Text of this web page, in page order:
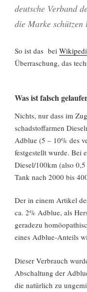
deutsche Verband
die Marke
So ist das bei
Überraschung, das
Was ist falsch
Nichts, nur dass im
schadstoffarmen
Adblue (5 – 10% des
festgestellt wurde. Bei
Diesel/100km (also
Tank nach 2000 bis
Der in einem Artikel
ca. 2% Adblue, als
geradezu
eines Adblue-Anteils
Dieser Verbrauch
Abschaltung der
die natürlich zu